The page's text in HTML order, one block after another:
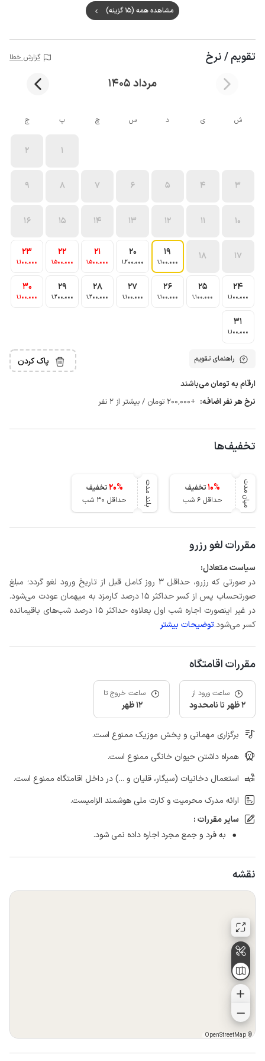
مشاهده همه (15 گزینه)
تقویم / نرخ گزارش خطا
مرداد 1405
ش ی د س چ پ ج
1
2
3
4
5
6
7
8
9
10
11
12
13
14
15
16
17
18
19
1٬100٬000
20
1٬200٬000
21
1٬500٬000
22
1٬500٬000
23
1٬100٬000
24
1٬100٬000
25
1٬100٬000
26
1٬100٬000
27
1٬100٬000
28
1٬200٬000
29
1٬200٬000
30
1٬100٬000
31
1٬100٬000
راهنمای تقویم پاک کردن
ارقام به تومان می‌باشند
نرخ هر نفر اضافه: +200٬000 تومان / بیشتر از 2 نفر
تخفیف‌ها
میان مدت 10%
تخفیف
حداقل 6 شب
بلند مدت 20%
تخفیف
حداقل 30 شب
مقررات لغو رزرو
سیاست متعادل:
در صورتی که رزرو، حداقل 3 روز کامل قبل از تاریخ ورود لغو گردد؛ مبلغ
صورتحساب پس از کسر حداکثر 15 درصد کارمزد به میهمان عودت می‌شود.
در غیر اینصورت اجاره شب اول بعلاوه حداکثر 15 درصد شب‌های باقیمانده
کسر می‌شود.توضیحات بیشتر
مقررات اقامتگاه
ساعت ورود از
2 ظهر تا نامحدود
ساعت خروج تا
12 ظهر
برگزاری مهمانی و پخش موزیک ممنوع است.
همراه داشتن حیوان خانگی ممنوع است.
استعمال دخانیات (سیگار، قلیان و ...) در داخل اقامتگاه ممنوع است.
ارائه مدرک محرمیت و کارت ملی هوشمند الزامیست.
سایر مقررات :
به فرد و جمع مجرد اجاره داده نمی شود.
نقشه
©
OpenStreetMap